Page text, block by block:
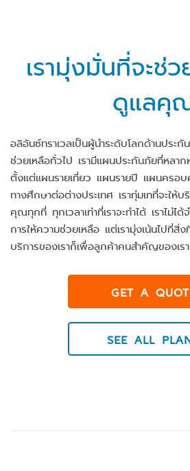
เรามุ่งมั่นที่จะช่ว
ดูแลคุ
อลิอันซ์ทราเวลเป็นผู้นำระดับโลกด้านประกั
ช่วยเหลือทั่วไป เรามีแผนประกันภัยที่หลา
ตั้งแต่แผนรายเที่ยว แผนรายปี แผนครอ
ทางศึกษาต่อต่างประเทศ เราทุ่มเทที่จะให้
คุณทุกที่ ทุกเวลาเท่าที่เราจะทำได้ เราไม่ไ
การให้ความช่วยเหลือ แต่เรามุ่งเน้นไปที่สิ่
บริการของเราก็เพื่อลูกค้าคนสำคัญของเรา
GET A
SEE ALL